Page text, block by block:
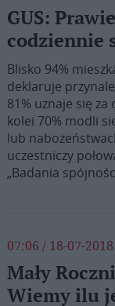
GUS:
codziennie
Blisko 94%
deklaruje
81% uznaje się za
kolei 70% modli
lub
uczestniczy
„Badania
07:06 / 18-07-2018
Mały
Wiemy ilu